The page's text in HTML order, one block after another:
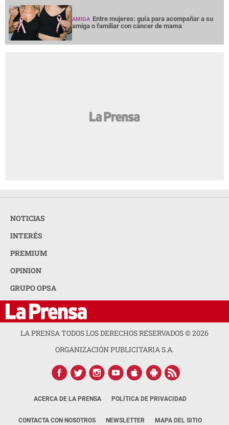
AMIGA Entre mujeres: guía para acompañar a su
amiga o familiar con cáncer de mama
NOTICIAS
INTERÉS
PREMIUM
OPINION
GRUPO OPSA
LA PRENSA TODOS LOS DERECHOS RESERVADOS ©2026
ORGANIZACIÓN PUBLICITARIA S.A.
ACERCA DE LA PRENSA POLÍTICA DE PRIVACIDAD
CONTACTA CON NOSOTROS NEWSLETTER MAPA DEL SITIO